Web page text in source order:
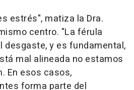
estrés", matiza la Dra.
centro. "La férula
desgaste, y es fundamental,
mal alineada no estamos
En esos casos,
forma parte del